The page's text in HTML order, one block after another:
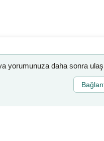
yorumunuza daha sonra